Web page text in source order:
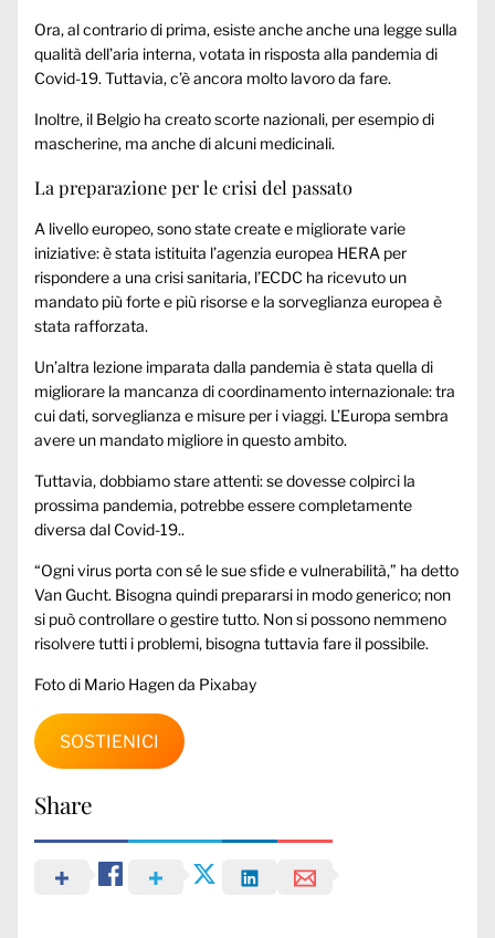
Ora, al contrario di prima, esiste anche anche una legge sulla
qualità dell’aria interna, votata in risposta alla pandemia di
Covid-19. Tuttavia, c’è ancora molto lavoro da fare.
Inoltre, il Belgio ha creato scorte nazionali, per esempio di
mascherine, ma anche di alcuni medicinali.
La preparazione per le crisi del passato
A livello europeo, sono state create e migliorate varie
iniziative: è stata istituita l’agenzia europea HERA per
rispondere a una crisi sanitaria, l’ECDC ha ricevuto un
mandato più forte e più risorse e la sorveglianza europea è
stata rafforzata.
Un’altra lezione imparata dalla pandemia è stata quella di
migliorare la mancanza di coordinamento internazionale: tra
cui dati, sorveglianza e misure per i viaggi. L’Europa sembra
avere un mandato migliore in questo ambito.
Tuttavia, dobbiamo stare attenti: se dovesse colpirci la
prossima pandemia, potrebbe essere completamente
diversa dal Covid-19..
“Ogni virus porta con sé le sue sfide e vulnerabilità,” ha detto
Van Gucht. Bisogna quindi prepararsi in modo generico; non
si può controllare o gestire tutto. Non si possono nemmeno
risolvere tutti i problemi, bisogna tuttavia fare il possibile.
Foto di Mario Hagen da Pixabay
SOSTIENICI
Share